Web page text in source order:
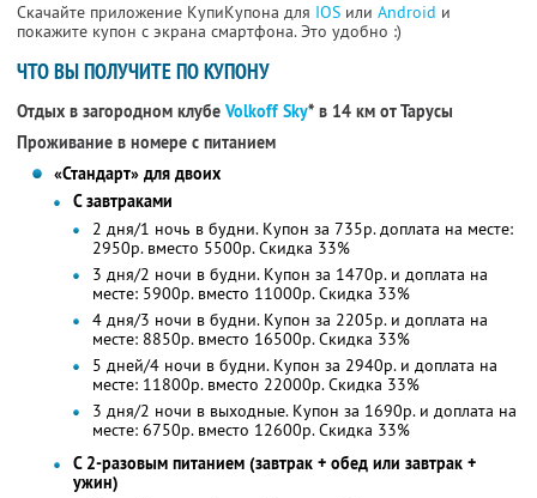
Скачайте приложение КупиКупона для IOS или Android и
покажите купон с экрана смартфона. Это удобно :)
ЧТО ВЫ ПОЛУЧИТЕ ПО КУПОНУ
Отдых в загородном клубе Volkoff Sky* в 14 км от Тарусы
Проживание в номере с питанием
«Стандарт» для двоих
С завтраками
2 дня/1 ночь в будни. Купон за 735р. доплата на месте:
2950р. вместо 5500р. Скидка 33%
3 дня/2 ночи в будни. Купон за 1470р. и доплата на
месте: 5900р. вместо 11000р. Скидка 33%
4 дня/3 ночи в будни. Купон за 2205р. и доплата на
месте: 8850р. вместо 16500р. Скидка 33%
5 дней/4 ночи в будни. Купон за 2940р. и доплата на
месте: 11800р. вместо 22000р. Скидка 33%
3 дня/2 ночи в выходные. Купон за 1690р. и доплата на
месте: 6750р. вместо 12600р. Скидка 33%
С 2-разовым питанием (завтрак + обед или завтрак +
ужин)